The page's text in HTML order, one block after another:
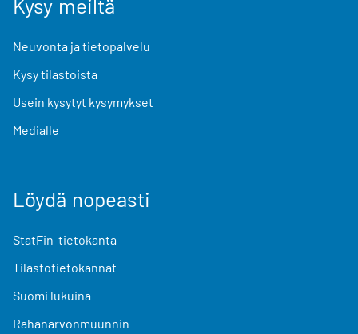
Kysy meiltä
Neuvonta ja tietopalvelu
Kysy tilastoista
Usein kysytyt kysymykset
Medialle
Löydä nopeasti
StatFin-tietokanta
Tilastotietokannat
Suomi lukuina
Rahanarvonmuunnin